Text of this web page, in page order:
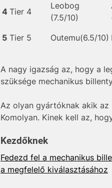
4 Tier 4
Leobog
(7.5/10)
5 Tier 5 Outemu(6.5/10)
A nagy igazság az, hogy a
szüksége mechanikus
Az olyan gyártóknak akik az
Komolyan. Kinek kell az,
Kezdőknek
Fedezd fel a mechanikus
a megfelelő kiválasztásához